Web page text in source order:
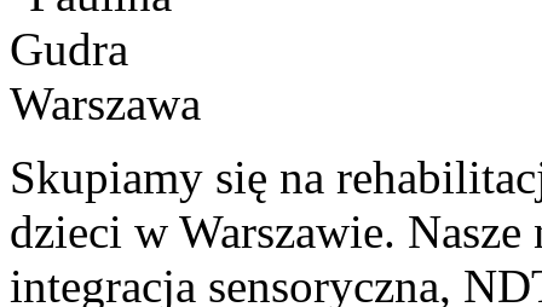
Skupiamy się na
dzieci w Warszawie.
integracja sensoryczna,